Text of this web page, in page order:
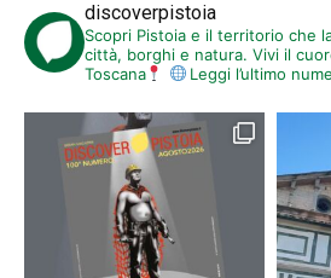
discoverpistoia
Scopri Pistoia e il territorio che
città, borghi e natura. Vivi il
Toscana
Leggi l’ultimo